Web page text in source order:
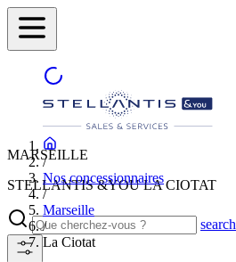
MARSEILLE
STELLANTIS &YOU LA CIOTAT
search
/
Nos concessionnaires
/
Marseille
/
La Ciotat